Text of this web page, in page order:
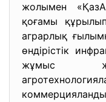
жолымен
қоғамы
аграрлық
өндірістік
жұмыс